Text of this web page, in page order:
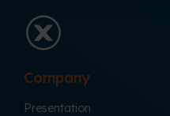
Company
Presentation